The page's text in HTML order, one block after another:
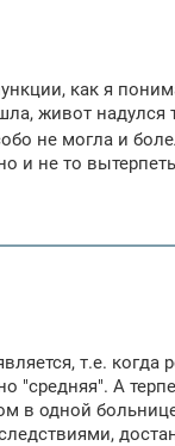
как я
живот надулся
не могла и
и не то вытерпеть
т.е.
"средняя". А
в одной